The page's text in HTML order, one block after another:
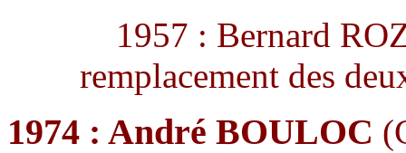
1957 : Bernard
remplacement des
1974 : André BOULOC